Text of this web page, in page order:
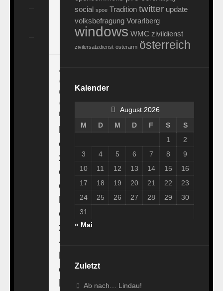
ALLGEMEIN
/
COMPUSAURIER
/
B
o
x
e
e
B
o
x
–
N
e
social spoe Tradition twitter update
volksbefragung Vorarlberg
windows WMC zivildienst
zivilersatzdienst österarm österreich
Kalender
August 2026
M
D M D F S
S
1
2
3
4 5 6 7 8
9
10
11 12 13 14 15
16
17
18 19 20 21 22
23
24
25 26 27 28 29
30
31
« Mai
Zuletzt
Ab nach… Lindau!